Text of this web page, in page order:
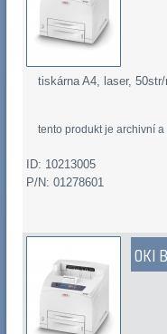
tiskárna A4, laser,
tento produkt je archivní
ID: 10213005
P/N: 01278601
OKI